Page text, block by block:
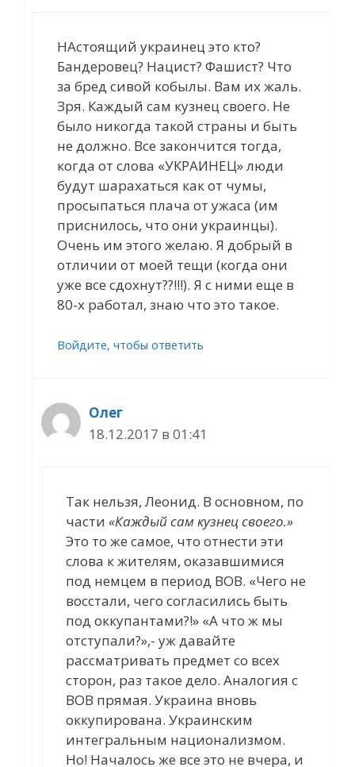
НАстоящий украинец это кто?
Бандеровец? Нацист? Фашист? Что
за бред сивой кобылы. Вам их жаль.
Зря. Каждый сам кузнец своего. Не
было никогда такой страны и быть
не должно. Все закончится тогда,
когда от слова «УКРАИНЕЦ» люди
будут шарахаться как от чумы,
просыпаться плача от ужаса (им
приснилось, что они украинцы).
Очень им этого желаю. Я добрый в
отличии от моей тещи (когда они
уже все сдохнут??!!!). Я с ними еще в
80-х работал, знаю что это такое.
Войдите, чтобы ответить
Олег
18.12.2017 в 01:41
Так нельзя, Леонид. В основном, по
части «Каждый сам кузнец своего.»
Это то же самое, что отнести эти
слова к жителям, оказавшимися
под немцем в период ВОВ. «Чего не
восстали, чего согласились быть
под оккупантами?!» «А что ж мы
отступали?»,- уж давайте
рассматривать предмет со всех
сторон, раз такое дело. Аналогия с
ВОВ прямая. Украина вновь
оккупирована. Украинским
интегральным национализмом.
Но! Началось же все это не вчера, и